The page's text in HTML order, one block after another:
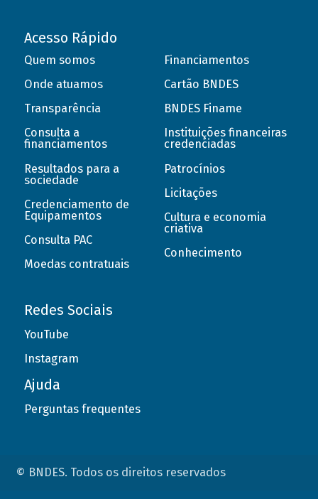
Acesso Rápido
Quem somos
Onde atuamos
Transparência
Consulta a
financiamentos
Resultados para a
sociedade
Credenciamento de
Equipamentos
Consulta PAC
Moedas contratuais
Financiamentos
Cartão BNDES
BNDES Finame
Instituições financeiras
credenciadas
Patrocínios
Licitações
Cultura e economia
criativa
Conhecimento
Redes Sociais
YouTube
Instagram
Ajuda
Perguntas frequentes
© BNDES. Todos os direitos reservados